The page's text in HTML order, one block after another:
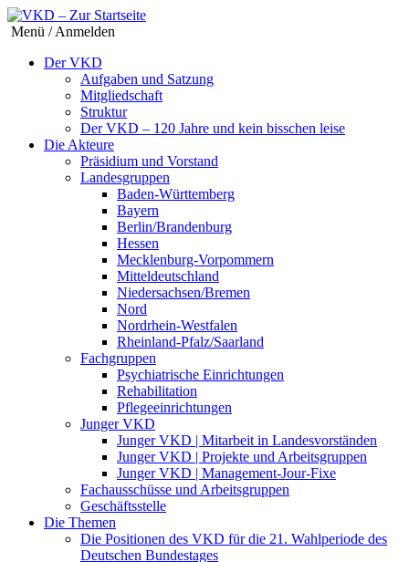
Menü / Anmelden
Der VKD
Aufgaben und Satzung
Mitgliedschaft
Struktur
Der VKD – 120 Jahre und kein bisschen leise
Die Akteure
Präsidium und Vorstand
Landesgruppen
Baden-Württemberg
Bayern
Berlin/Brandenburg
Hessen
Mecklenburg-Vorpommern
Mitteldeutschland
Niedersachsen/Bremen
Nord
Nordrhein-Westfalen
Rheinland-Pfalz/Saarland
Fachgruppen
Psychiatrische Einrichtungen
Rehabilitation
Pflegeeinrichtungen
Junger VKD
Junger VKD | Mitarbeit in Landesvorständen
Junger VKD | Projekte und Arbeitsgruppen
Junger VKD | Management-Jour-Fixe
Fachausschüsse und Arbeitsgruppen
Geschäftsstelle
Die Themen
Die Positionen des VKD für die 21. Wahlperiode des
Deutschen Bundestages